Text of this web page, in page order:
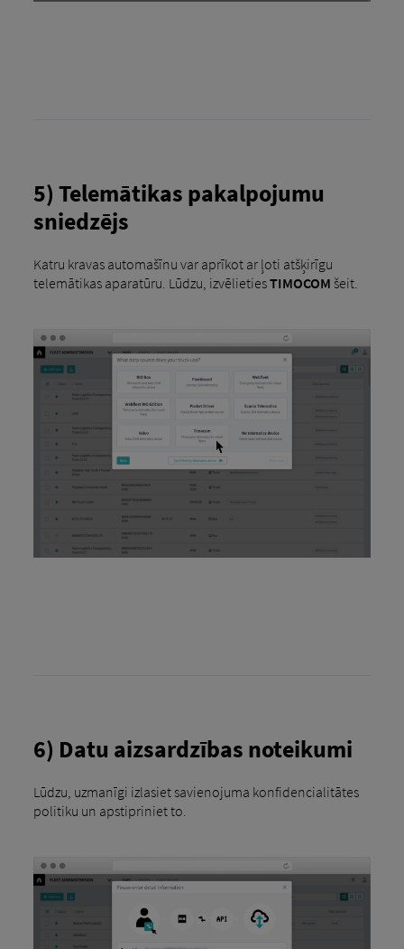
5) Telemātikas pakalpojumu
sniedzējs
Katru kravas automašīnu var aprīkot ar ļoti atšķirīgu
telemātikas aparatūru. Lūdzu, izvēlietiesTIMOCOM šeit.
6) Datu aizsardzības noteikumi
Lūdzu, uzmanīgi izlasiet savienojuma konfidencialitātes
politiku un apstipriniet to.